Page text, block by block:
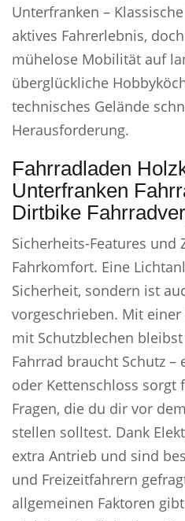
Unterfranken –
aktives Fahrerlebnis,
mühelose Mobilität auf
überglückliche
technisches Gelände
Herausforderung.
Fahrradladen
Unterfranken
Dirtbike
Sicherheits-Features
Fahrkomfort. Eine
Sicherheit, sondern ist
vorgeschrieben. Mit
mit Schutzblechen
Fahrrad braucht Schutz –
oder Kettenschloss sorgt
Fragen, die du dir vor
stellen solltest. Dank
extra Antrieb und sind
und Freizeitfahrern
allgemeinen Faktoren